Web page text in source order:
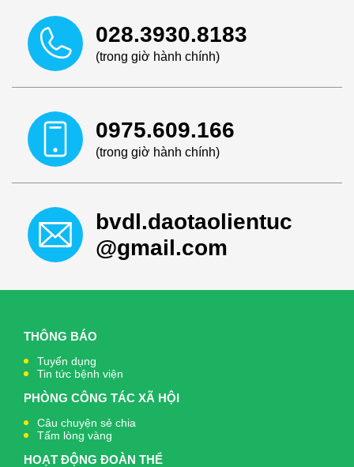
028.3930.8183
(trong giờ hành chính)
0975.609.166
(trong giờ hành chính)
bvdl.daotaolientuc
@gmail.com
THÔNG BÁO
Tuyển dụng
Tin tức bệnh viện
PHÒNG CÔNG TÁC XÃ HỘI
Câu chuyện sẻ chia
Tấm lòng vàng
HOẠT ĐỘNG ĐOÀN THỂ